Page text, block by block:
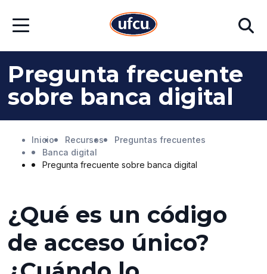
contenido
contenido
de
página
Abrir
Buscar
Pregunta frecuente
sobre banca digital
Inicio Recursos
Preguntas frecuentes
Banca digital
Pregunta frecuente sobre banca digital
¿Qué es un código
de acceso único?